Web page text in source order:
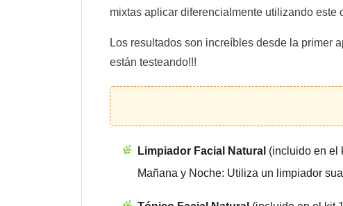
mixtas aplicar diferencialmente utilizando este
Los resultados son increíbles desde la primer
están testeando!!!
Limpiador Facial Natural (incluido en el
Mañana y Noche: Utiliza un limpiador